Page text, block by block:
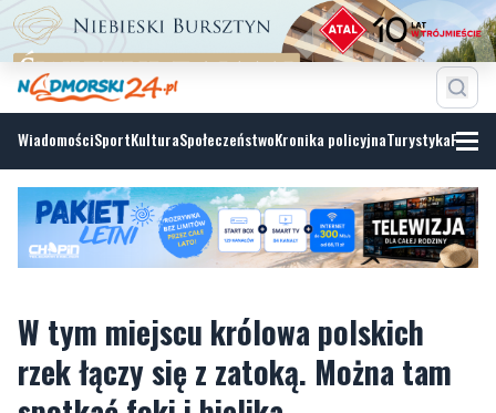
WiadomościSportKulturaSpołeczeństwoKronika policyjnaTurystyka
W tym miejscu królowa polskich
spotkać foki i bielika
T Tomasz Smuga